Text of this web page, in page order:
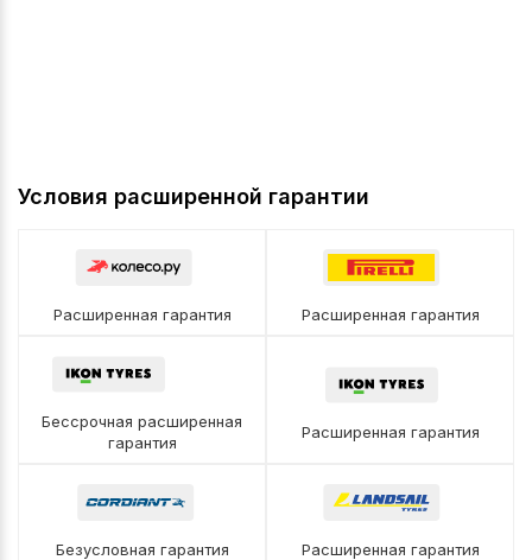
Условия расширенной гарантии
Расширенная гарантия Расширенная гарантия
Бессрочная расширенная
гарантия
Расширенная гарантия
Безусловная гарантия Расширенная гарантия